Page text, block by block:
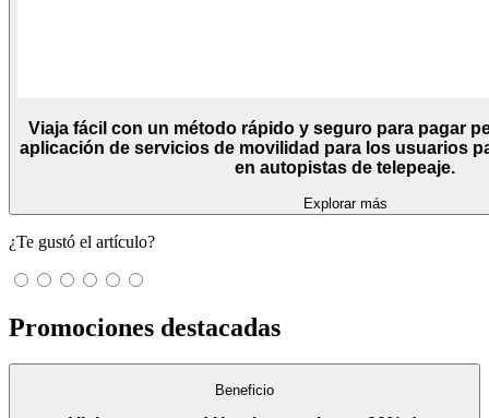
Viaja fácil con un método rápido y seguro para pagar
aplicación de servicios de movilidad para los usuarios
en autopistas de telepeaje.
Explorar más
¿Te gustó el artículo?
Promociones destacadas
Beneficio